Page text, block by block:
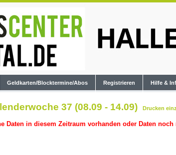
Geldkarten/Blocktermine/Abos Registrieren Hilfe &
37 (08.09 - 14.09) Drucken
Daten in diesem Zeitraum vorhanden oder Daten